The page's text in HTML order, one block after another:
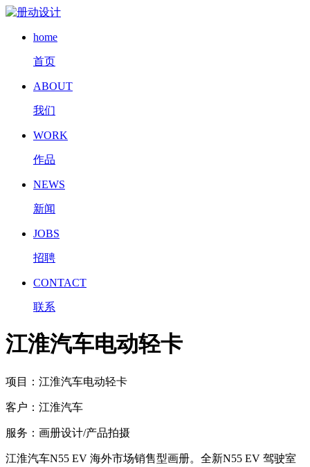
home
首页
ABOUT
我们
WORK
作品
NEWS
新闻
JOBS
招聘
CONTACT
联系
江淮汽车电动轻卡
项目： 江淮汽车电动轻卡
客户： 江淮汽车
服务： 画册设计/产品拍摄
江淮汽车N55 EV 海外市场销售型画册。全新N55 EV 驾驶室